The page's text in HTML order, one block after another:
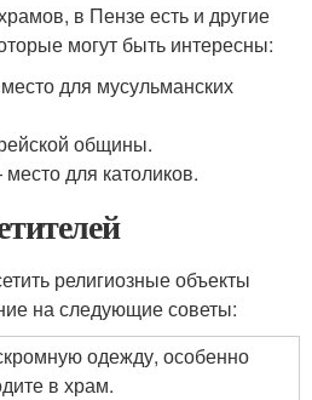
в Пензе есть и другие
могут быть интересны:
для мусульманских
общины.
для католиков.
религиозные объекты
на следующие советы:
одежду, особенно
в храм.